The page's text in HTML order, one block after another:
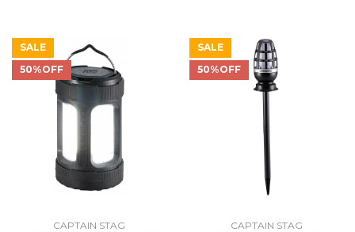
SALE
50%OFF
CAPTAIN STAG
SALE
50%OFF
CAPTAIN STAG